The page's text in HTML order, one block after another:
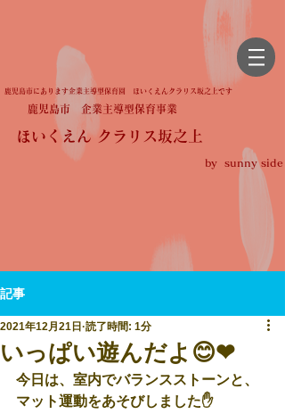
鹿児島市にあります企業主導型保育園 ほいくえんクラリス坂之上です
鹿児島市 企業主導型保育事業
ほいくえん クラリス坂之上
by sunny side
記事
いっぱい遊んだよ😊❤
2021年12月21日 読了時間: 1分
今日は、室内でバランスストーンと、
マット運動をあそびしました✋